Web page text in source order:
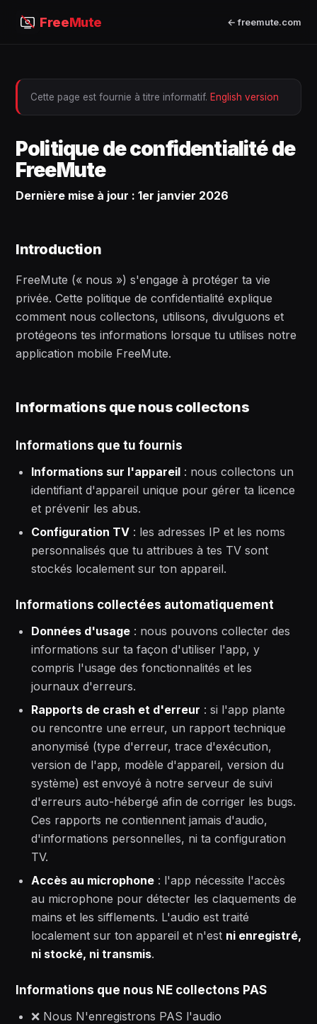
FreeMute ← freemute.com
Cette page est fournie à titre informatif. English version
Politique de confidentialité de
FreeMute
Dernière mise à jour : 1er janvier 2026
Introduction
FreeMute (« nous ») s'engage à protéger ta vie
privée. Cette politique de confidentialité explique
comment nous collectons, utilisons, divulguons et
protégeons tes informations lorsque tu utilises notre
application mobile FreeMute.
Informations que nous collectons
Informations que tu fournis
Informations sur l'appareil : nous collectons un
identifiant d'appareil unique pour gérer ta licence
et prévenir les abus.
Configuration TV : les adresses IP et les noms
personnalisés que tu attribues à tes TV sont
stockés localement sur ton appareil.
Informations collectées automatiquement
Données d'usage : nous pouvons collecter des
informations sur ta façon d'utiliser l'app, y
compris l'usage des fonctionnalités et les
journaux d'erreurs.
Rapports de crash et d'erreur : si l'app plante
ou rencontre une erreur, un rapport technique
anonymisé (type d'erreur, trace d'exécution,
version de l'app, modèle d'appareil, version du
système) est envoyé à notre serveur de suivi
d'erreurs auto-hébergé afin de corriger les bugs.
Ces rapports ne contiennent jamais d'audio,
d'informations personnelles, ni ta configuration
TV.
Accès au microphone : l'app nécessite l'accès
au microphone pour détecter les claquements de
mains et les sifflements. L'audio est traité
localement sur ton appareil et n'est ni enregistré,
ni stocké, ni transmis.
Informations que nous NE collectons PAS
❌ Nous N'enregistrons PAS l'audio